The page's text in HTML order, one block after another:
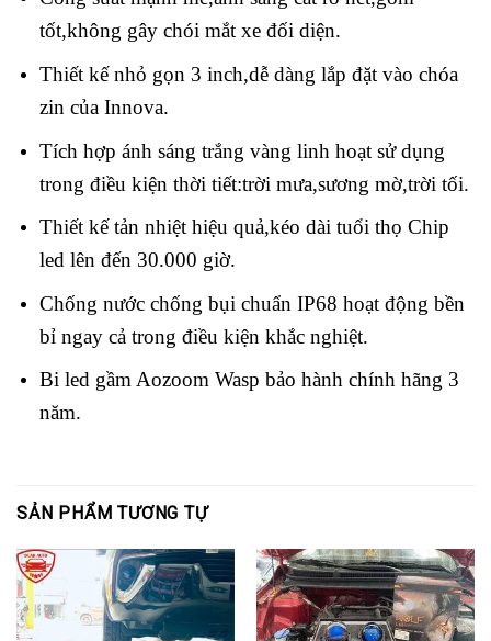
tốt,không gây chói mắt xe đối diện.
Thiết kế nhỏ gọn 3 inch,dễ dàng lắp đặt vào chóa
zin của Innova.
Tích hợp ánh sáng trắng vàng linh hoạt sử dụng
trong điều kiện thời tiết:trời mưa,sương mờ,trời tối.
Thiết kế tản nhiệt hiệu quả,kéo dài tuổi thọ Chip
led lên đến 30.000 giờ.
Chống nước chống bụi chuẩn IP68 hoạt động bền
bỉ ngay cả trong điều kiện khắc nghiệt.
Bi led gầm Aozoom Wasp bảo hành chính hãng 3
năm.
SẢN PHẨM TƯƠNG TỰ